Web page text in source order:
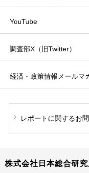
YouTube
調査部X（旧Twitter）
経済・政策情報 メールマ
レポートに関するお
株式会社日本総合研究